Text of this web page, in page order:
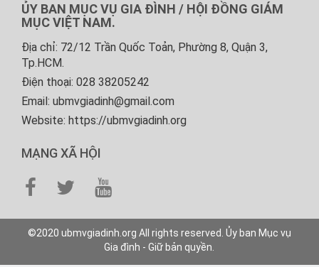
ỦY BAN MỤC VỤ GIA ĐÌNH / HỘI ĐỒNG GIÁM
MỤC VIỆT NAM.
Địa chỉ: 72/12 Trần Quốc Toản, Phường 8, Quận 3,
Tp.HCM.
Điện thoại: 028 38205242
Email: ubmvgiadinh@gmail.com
Website: https://ubmvgiadinh.org
MẠNG XÃ HỘI
©2020 ubmvgiadinh.org All rights reserved. Ủy ban Mục vụ
Gia đình - Giữ bản quyền.